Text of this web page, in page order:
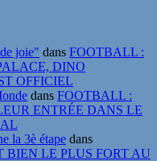
joie" dans FOOTBALL :
DINO
OFFICIEL
dans FOOTBALL :
ENTRÉE DANS LE
la 3è étape dans
BIEN LE PLUS FORT AU